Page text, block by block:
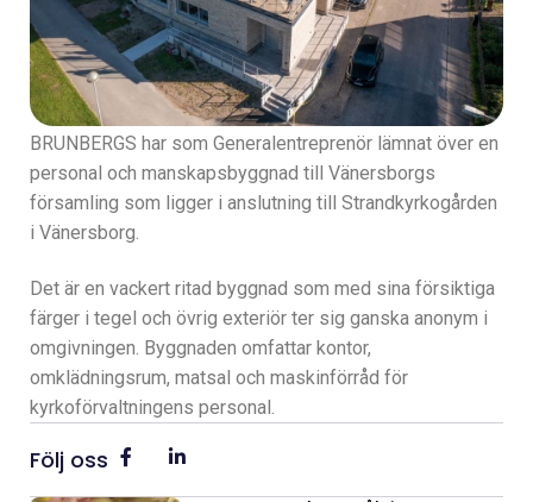
BRUNBERGS har som Generalentreprenör lämnat över en
personal och manskapsbyggnad till Vänersborgs
församling som ligger i anslutning till Strandkyrkogården
i Vänersborg.
Det är en vackert ritad byggnad som med sina försiktiga
färger i tegel och övrig exteriör ter sig ganska anonym i
omgivningen. Byggnaden omfattar kontor,
omklädningsrum, matsal och maskinförråd för
kyrkoförvaltningens personal.
Följ oss